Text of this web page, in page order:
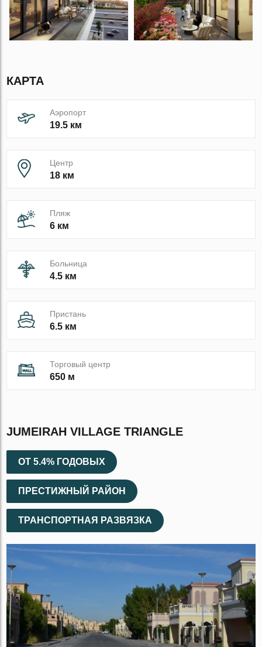
КАРТА
Аэропорт
19.5 км
Центр
18 км
Пляж
6 км
Больница
4.5 км
Пристань
6.5 км
Торговый центр
650 м
JUMEIRAH VILLAGE TRIANGLE
ОТ 5.4% ГОДОВЫХ
ПРЕСТИЖНЫЙ РАЙОН
ТРАНСПОРТНАЯ РАЗВЯЗКА